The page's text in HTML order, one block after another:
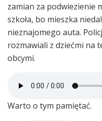
zamian za podwiezienie
szkoła, bo mieszka
nieznajomego auta.
rozmawiali z dziećmi na
obcymi.
Warto o tym pamiętać.